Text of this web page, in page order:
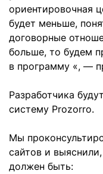
ориентировочная
будет меньше,
договорные
больше, то будем
в программу «, —
Разработчика
систему Prozorro.
Мы
сайтов и
должен быть: